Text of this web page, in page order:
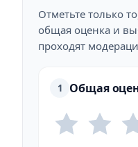
Отметьте только
общая оценка и
проходят
1 Общая